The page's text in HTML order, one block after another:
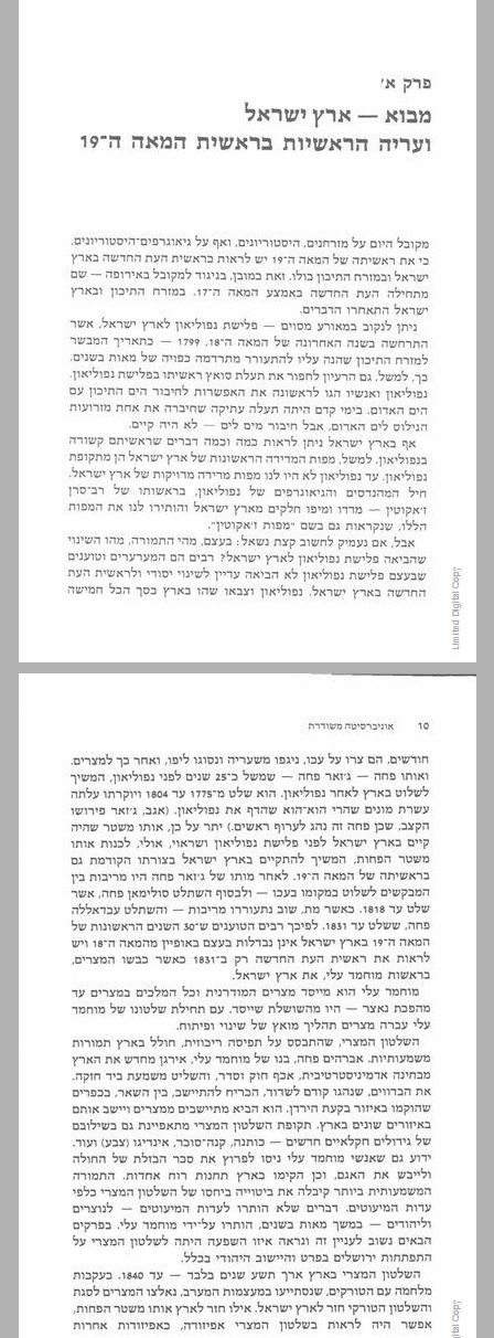
פרק א' מבוא — ארץ ישראל ועריה הראשיות בראשית המאה ה־19 ... 9